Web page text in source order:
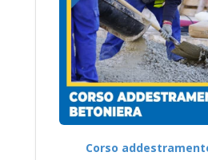
Corso